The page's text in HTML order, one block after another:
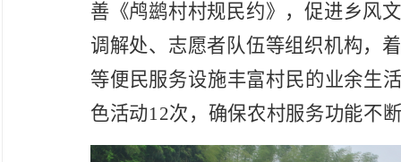
善《鸬鹚村村规民约》，促进乡风
调解处、志愿者队伍等组织机构，
等便民服务设施丰富村民的业余生
色活动12次，确保农村服务功能不